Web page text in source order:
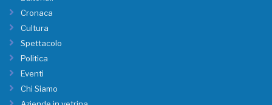
Cronaca
Cultura
Spettacolo
Politica
Eventi
Chi Siamo